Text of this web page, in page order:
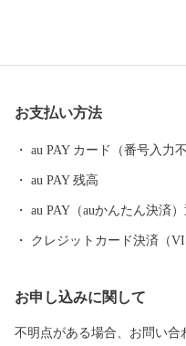
には、市町村別日本一の生
お支払い方法
au PAY カード（番号入力不
au PAY 残高
au PAY（auかんたん決済
クレジットカード決済（
お申し込みに関して
不明点がある場合、お問い合